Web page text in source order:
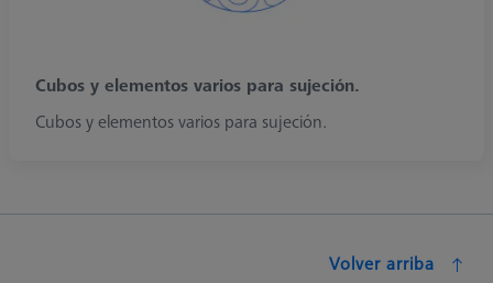
Cubos y elementos varios para sujeción.
Cubos y elementos varios para sujeción.
Volver arriba